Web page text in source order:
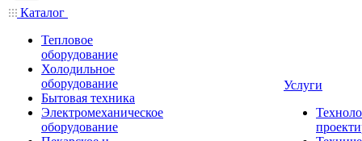
Каталог
Тепловое
оборудование
Холодильное
оборудование
Бытовая техника
Электромеханическое
оборудование
Услуги